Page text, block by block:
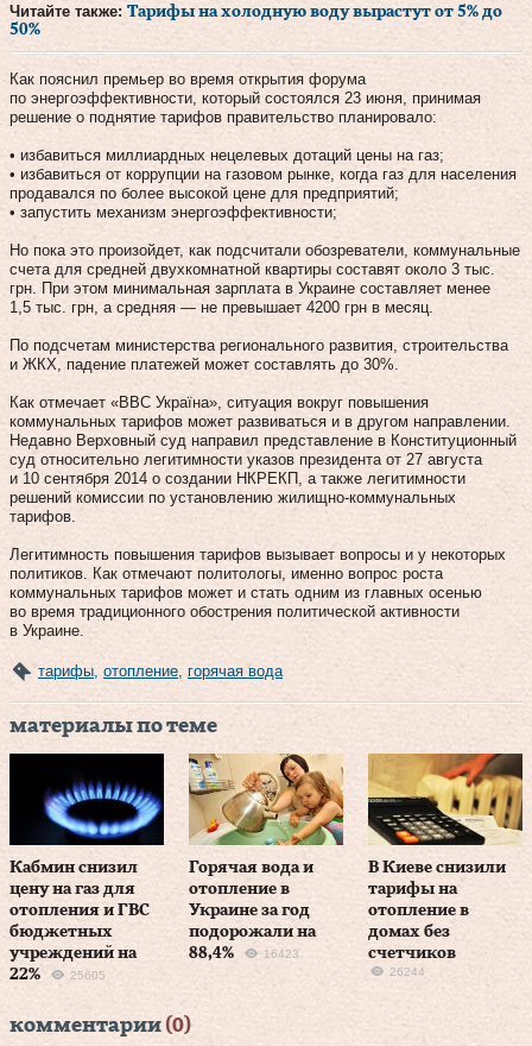
Читайте также: Тарифы на холодную воду вырастут от 5% до
50%
Как пояснил премьер во время открытия форума
по энергоэффективности, который состоялся 23 июня, принимая
решение о поднятие тарифов правительство планировало:
• избавиться миллиардных нецелевых дотаций цены на газ;
• избавиться от коррупции на газовом рынке, когда газ для населения
продавался по более высокой цене для предприятий;
• запустить механизм энергоэффективности;
Но пока это произойдет, как подсчитали обозреватели, коммунальные
счета для средней двухкомнатной квартиры составят около 3 тыс.
грн. При этом минимальная зарплата в Украине составляет менее
1,5 тыс. грн, а средняя — не превышает 4200 грн в месяц.
По подсчетам министерства регионального развития, строительства
и ЖКХ, падение платежей может составлять до 30%.
Как отмечает «ВВС Україна», ситуация вокруг повышения
коммунальных тарифов может развиваться и в другом направлении.
Недавно Верховный суд направил представление в Конституционный
суд относительно легитимности указов президента от 27 августа
и 10 сентября 2014 о создании НКРЕКП, а также легитимности
решений комиссии по установлению жилищно-коммунальных
тарифов.
Легитимность повышения тарифов вызывает вопросы и у некоторых
политиков. Как отмечают политологы, именно вопрос роста
коммунальных тарифов может и стать одним из главных осенью
во время традиционного обострения политической активности
в Украине.
тарифы отопление горячая вода
материалы по теме
Кабмин снизил
цену на газ для
отопления и ГВС
бюджетных
учреждений на
22%
25605
Горячая вода и
отопление в
Украине за год
подорожали на
88,4%
16423
В Киеве снизили
тарифы на
отопление в
домах без
счетчиков
26244
комментарии (0)